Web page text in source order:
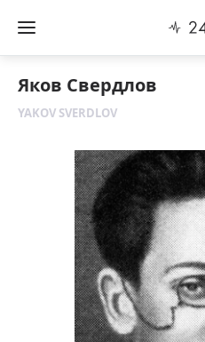
Яков Свердлов
YAKOV SVERDLOV